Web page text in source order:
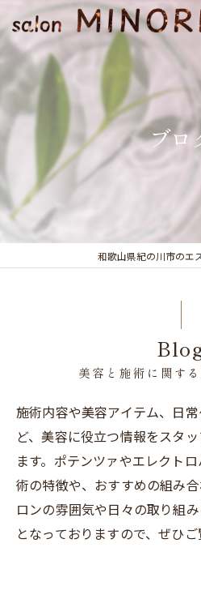
ブロ
和歌山県紀の川市のエ
美容と施術に関す
施術内容や美容アイテム、日
ど、美容に役立つ情報をスタ
ます。ポテンツァやエレクト
術の特徴や、おすすめの組み
ロンの雰囲気や日々の取り組
となっておりますので、ぜひご